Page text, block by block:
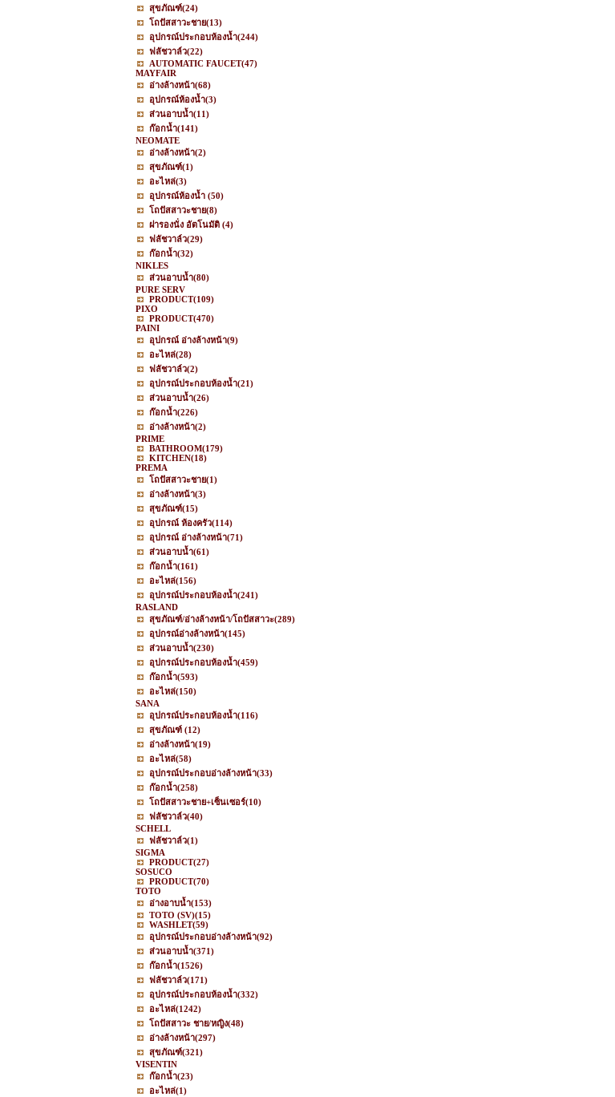
สุขภัณฑ์(24)
โถปัสสาวะชาย(13)
อุปกรณ์ประกอบห้องน้ำ(244)
ฟลัชวาล์ว(22)
AUTOMATIC FAUCET(47)
MAYFAIR
อ่างล้างหน้า(68)
อุปกรณ์ห้องน้ำ(3)
ส่วนอาบน้ำ(11)
ก๊อกน้ำ(141)
NEOMATE
อ่างล้างหน้า(2)
สุขภัณฑ์(1)
อะไหล่(3)
อุปกรณ์ห้องน้ำ (50)
โถปัสสาวะชาย(8)
ฝารองนั่ง อัตโนมัติ (4)
ฟลัชวาล์ว(29)
ก๊อกน้ำ(32)
NIKLES
ส่วนอาบน้ำ(80)
PURE SERV
PRODUCT(109)
PIXO
PRODUCT(470)
PAINI
อุปกรณ์ อ่างล้างหน้า(9)
อะไหล่(28)
ฟลัชวาล์ว(2)
อุปกรณ์ประกอบห้องน้ำ(21)
ส่วนอาบน้ำ(26)
ก๊อกน้ำ(226)
อ่างล้างหน้า(2)
PRIME
BATHROOM(179)
KITCHEN(18)
PREMA
โถปัสสาวะชาย(1)
อ่างล้างหน้า(3)
สุขภัณฑ์(15)
อุปกรณ์ ห้องครัว(114)
อุปกรณ์ อ่างล้างหน้า(71)
ส่วนอาบน้ำ(61)
ก๊อกน้ำ(161)
อะไหล่(156)
อุปกรณ์ประกอบห้องน้ำ(241)
RASLAND
สุขภัณฑ์/อ่างล้างหน้า/โถปัสสาวะ(289)
อุปกรณ์อ่างล้างหน้า(145)
ส่วนอาบน้ำ(230)
อุปกรณ์ประกอบห้องน้ำ(459)
ก๊อกน้ำ(593)
อะไหล่(150)
SANA
อุปกรณ์ประกอบห้องน้ำ(116)
สุขภัณฑ์ (12)
อ่างล้างหน้า(19)
อะไหล่(58)
อุปกรณ์ประกอบอ่างล้างหน้า(33)
ก๊อกน้ำ(258)
โถปัสสาวะชาย+เซ็นเซอร์(10)
ฟลัชวาล์ว(40)
SCHELL
ฟลัชวาล์ว(1)
SIGMA
PRODUCT(27)
SOSUCO
PRODUCT(70)
TOTO
อ่างอาบน้ำ(153)
TOTO (SV)(15)
WASHLET(59)
อุปกรณ์ประกอบอ่างล้างหน้า(92)
ส่วนอาบน้ำ(371)
ก๊อกน้ำ(1526)
ฟลัชวาล์ว(171)
อุปกรณ์ประกอบห้องน้ำ(332)
อะไหล่(1242)
โถปัสสาวะ ชาย/หญิง(48)
อ่างล้างหน้า(297)
สุขภัณฑ์(321)
VISENTIN
ก๊อกน้ำ(23)
อะไหล่(1)